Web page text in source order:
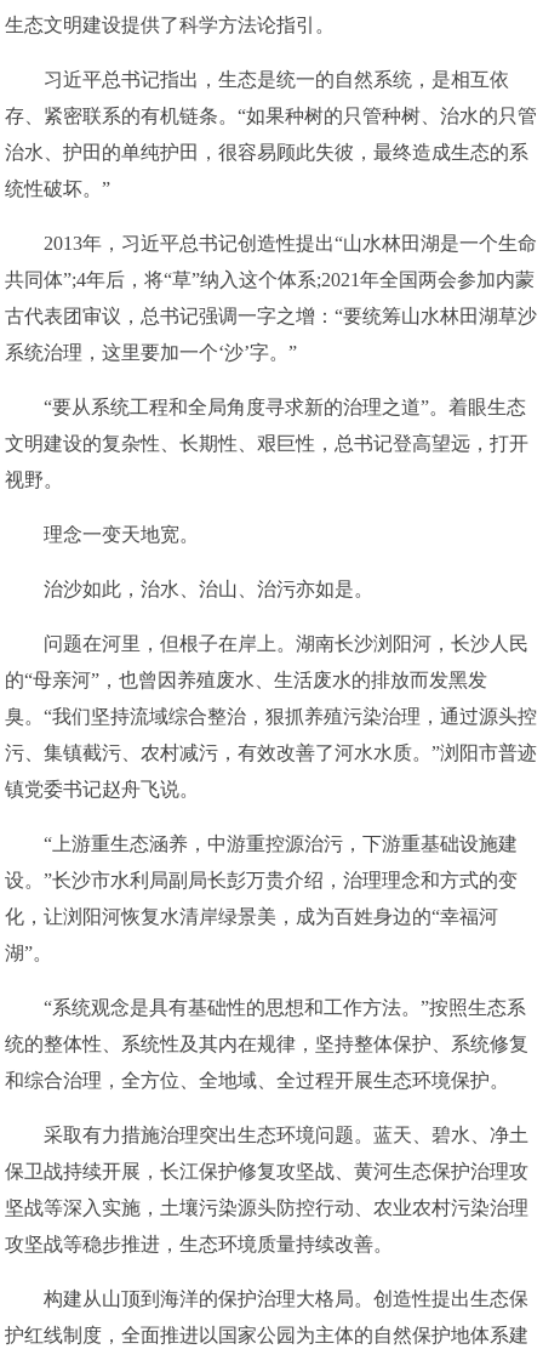
生态文明建设提供了科学方法论指引。
习近平总书记指出，生态是统一的自然系统，是相互依
存、紧密联系的有机链条。“如果种树的只管种树、治水的只管
治水、护田的单纯护田，很容易顾此失彼，最终造成生态的系
统性破坏。”
2013年，习近平总书记创造性提出“山水林田湖是一个生命
共同体”;4年后，将“草”纳入这个体系;2021年全国两会参加内蒙
古代表团审议，总书记强调一字之增：“要统筹山水林田湖草沙
系统治理，这里要加一个‘沙’字。”
“要从系统工程和全局角度寻求新的治理之道”。着眼生态
文明建设的复杂性、长期性、艰巨性，总书记登高望远，打开
视野。
理念一变天地宽。
治沙如此，治水、治山、治污亦如是。
问题在河里，但根子在岸上。湖南长沙浏阳河，长沙人民
的“母亲河”，也曾因养殖废水、生活废水的排放而发黑发
臭。“我们坚持流域综合整治，狠抓养殖污染治理，通过源头控
污、集镇截污、农村减污，有效改善了河水水质。”浏阳市普迹
镇党委书记赵舟飞说。
“上游重生态涵养，中游重控源治污，下游重基础设施建
设。”长沙市水利局副局长彭万贵介绍，治理理念和方式的变
化，让浏阳河恢复水清岸绿景美，成为百姓身边的“幸福河
湖”。
“系统观念是具有基础性的思想和工作方法。”按照生态系
统的整体性、系统性及其内在规律，坚持整体保护、系统修复
和综合治理，全方位、全地域、全过程开展生态环境保护。
采取有力措施治理突出生态环境问题。蓝天、碧水、净土
保卫战持续开展，长江保护修复攻坚战、黄河生态保护治理攻
坚战等深入实施，土壤污染源头防控行动、农业农村污染治理
攻坚战等稳步推进，生态环境质量持续改善。
构建从山顶到海洋的保护治理大格局。创造性提出生态保
护红线制度，全面推进以国家公园为主体的自然保护地体系建